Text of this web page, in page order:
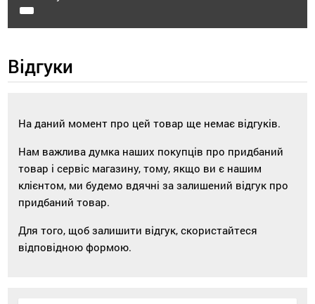
Відгуки
На даний момент про цей товар ще немає відгуків.
Нам важлива думка наших покупців про придбаний
товар і сервіс магазину, тому, якщо ви є нашим
клієнтом, ми будемо вдячні за залишений відгук про
придбаний товар.
Для того, щоб залишити відгук, скористайтеся
відповідною формою.